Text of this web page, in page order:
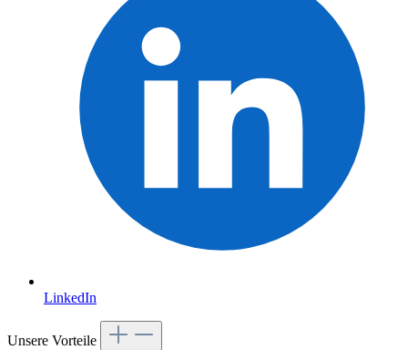
LinkedIn
Unsere Vorteile